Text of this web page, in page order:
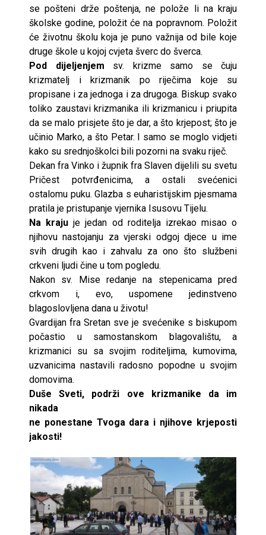
se pošteni drže poštenja, ne polože li na kraju
školske godine, položit će na popravnom. Položit
će životnu školu koja je puno važnija od bile koje
druge škole u kojoj cvjeta šverc do šverca.
Pod dijeljenjem sv. krizme samo se čuju
krizmatelj i krizmanik po riječima koje su
propisane i za jednoga i za drugoga. Biskup svako
toliko zaustavi krizmanika ili krizmanicu i priupita
da se malo prisjete što je dar, a što krjepost; što je
učinio Marko, a što Petar. I samo se moglo vidjeti
kako su srednjoškolci bili pozorni na svaku riječ.
Dekan fra Vinko i župnik fra Slaven dijelili su svetu
Pričest potvrđenicima, a ostali svećenici
ostalomu puku. Glazba s euharistijskim pjesmama
pratila je pristupanje vjernika Isusovu Tijelu.
Na kraju je jedan od roditelja izrekao misao o
njihovu nastojanju za vjerski odgoj djece u ime
svih drugih kao i zahvalu za ono što službeni
crkveni ljudi čine u tom pogledu.
Nakon sv. Mise redanje na stepenicama pred
crkvom i, evo, uspomene jedinstveno
blagoslovljena dana u životu!
Gvardijan fra Sretan sve je svećenike s biskupom
počastio u samostanskom blagovalištu, a
krizmanici su sa svojim roditeljima, kumovima,
uzvanicima nastavili radosno popodne u svojim
domovima.
Duše Sveti, podrži ove krizmanike da im
nikada
ne ponestane Tvoga dara i njihove krjeposti
jakosti!